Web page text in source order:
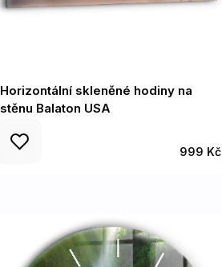
Horizontální skleněné hodiny na
stěnu Balaton USA
999 Kč